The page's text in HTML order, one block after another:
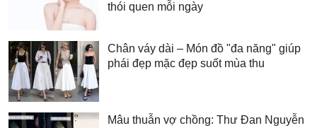
thói quen mỗi ngày
Chân váy dài – Món đồ "đa năng" giúp
phái đẹp mặc đẹp suốt mùa thu
Mâu thuẫn vợ chồng: Thư Đan Nguyễn